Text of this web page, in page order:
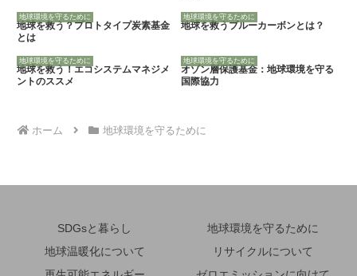
地球環境を守るために
地球を救う？プロトタイプ炭素基金
とは
地球環境を守るために
地球を救うブルーカーボンとは？
地球環境を守るために
地球を救う！エコシステムマネジメ
ントのススメ
地球環境を守るために
オゾン層保護基金：地球環境を守る
国際協力
ホーム 地球環境を守るために
SDGsと暮らし
地球環境を守るために
地球温暖化について
リサイクルについて